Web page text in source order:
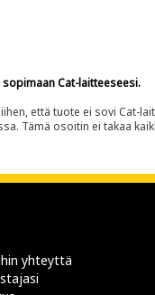
Cat-laitteeseesi.
että tuote ei sovi Cat-
Tämä osoitin ei takaa
yhteyttä